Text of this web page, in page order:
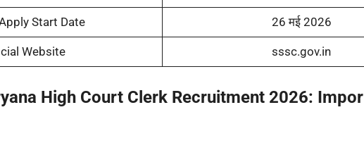
Start Date 26 मई 2026
Website sssc.gov.in
High Court Clerk Recruitment 2026: